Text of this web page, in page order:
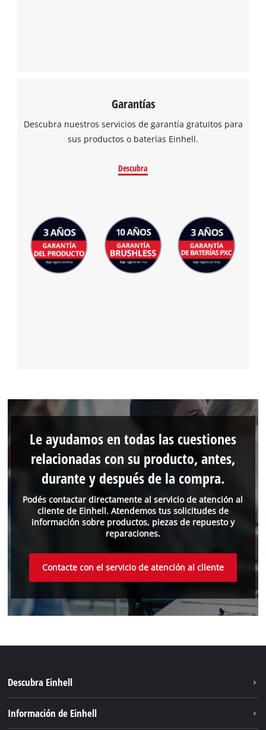
Garantías
Descubra nuestros servicios de garantía gratuitos para
sus productos o baterías Einhell.
Descubra
Podés contactar directamente al servicio de atención al
cliente de Einhell. Atendemos tus solicitudes de
información sobre productos, piezas de repuesto y
reparaciones.
Le ayudamos en todas las cuestiones
relacionadas con su producto, antes,
durante y después de la compra.
Contacte con el servicio de atención al cliente
Descubra Einhell
Información de Einhell